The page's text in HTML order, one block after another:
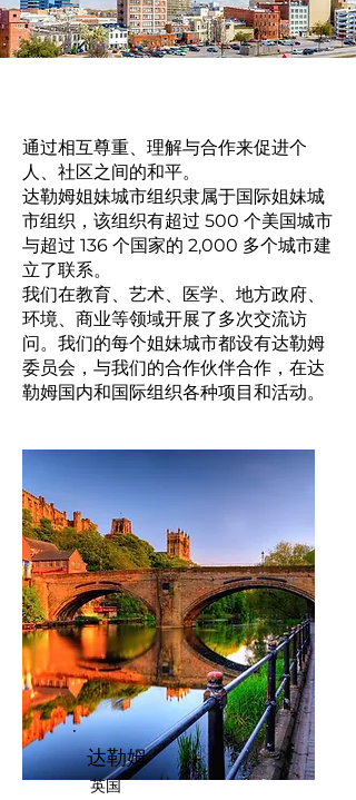
通过相互尊重、理解与合作来促进个
人、社区之间的和平。
达勒姆姐妹城市组织隶属于国际姐妹城
市组织，该组织有超过 500 个美国城市
与超过 136 个国家的 2,000 多个城市建
立了联系。
我们在教育、艺术、医学、地方政府、
环境、商业等领域开展了多次交流访
问。我们的每个姐妹城市都设有达勒姆
委员会，与我们的合作伙伴合作，在达
勒姆国内和国际组织各种项目和活动。
达勒姆
英国